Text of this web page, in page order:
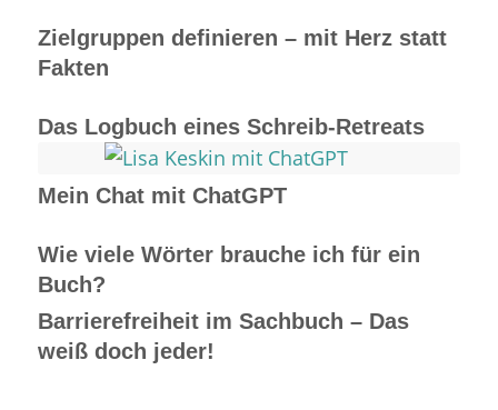
Zielgruppen definieren – mit Herz statt
Fakten
Das Logbuch eines Schreib-Retreats
Mein Chat mit ChatGPT
Wie viele Wörter brauche ich für ein
Buch?
Barrierefreiheit im Sachbuch – Das
weiß doch jeder!